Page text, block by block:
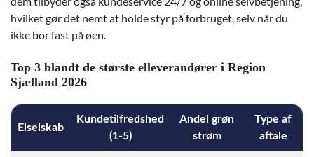
hvilket gør det nemt at holde styr på forbruget, selv når du
ikke bor fast på øen.
Top 3 blandt de største elleverandører i Region
Sjælland 2026
Elselskab
Kundetilfredshed
(1-5)
Andel grøn
strøm
Type af
aftale